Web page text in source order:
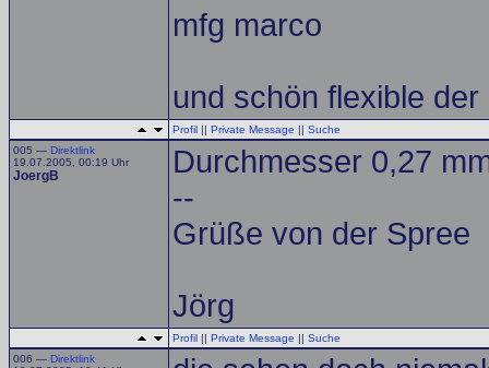
mfg marco
und schön flexible der
Profil || Private Message || Suche
005 — Direktlink
19.07.2005, 00:19 Uhr
JoergB
Durchmesser 0,27
--
Grüße von der Spree
Jörg
Profil || Private Message || Suche
006 — Direktlink